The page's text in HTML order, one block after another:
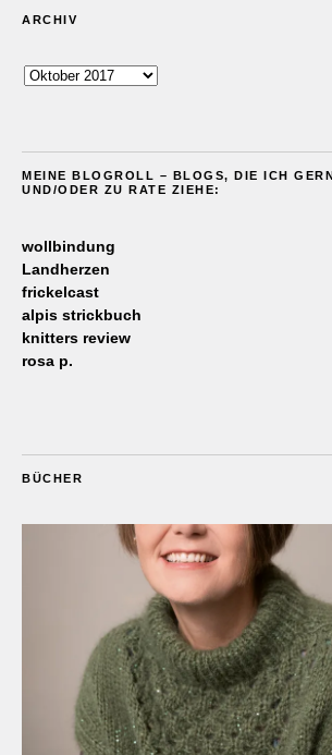
ARCHIV
Archiv
MEINE BLOGROLL – BLOGS, DIE ICH
UND/ODER ZU RATE ZIEHE:
wollbindung
Landherzen
frickelcast
alpis strickbuch
knitters review
rosa p.
BÜCHER